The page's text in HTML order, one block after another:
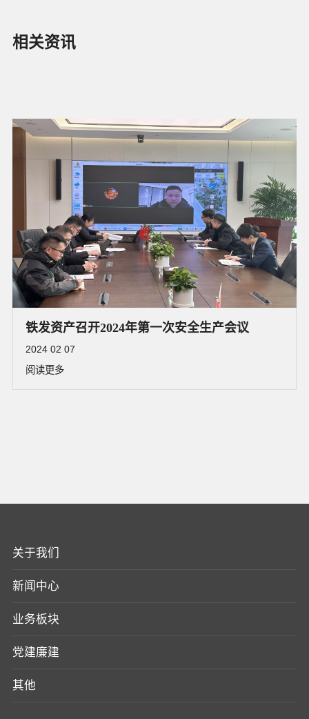
相关资讯
铁发资产召开2024年第一次安全生产会议
2024 02 07
阅读更多
关于我们
新闻中心
业务板块
党建廉建
其他